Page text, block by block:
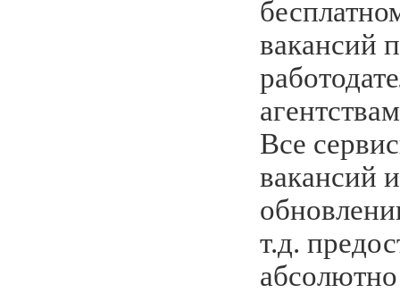
вакансий
Все
вакансий
т.д.